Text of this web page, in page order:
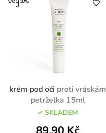
krém pod oči proti vráskám
petrželka 15ml
SKLADEM